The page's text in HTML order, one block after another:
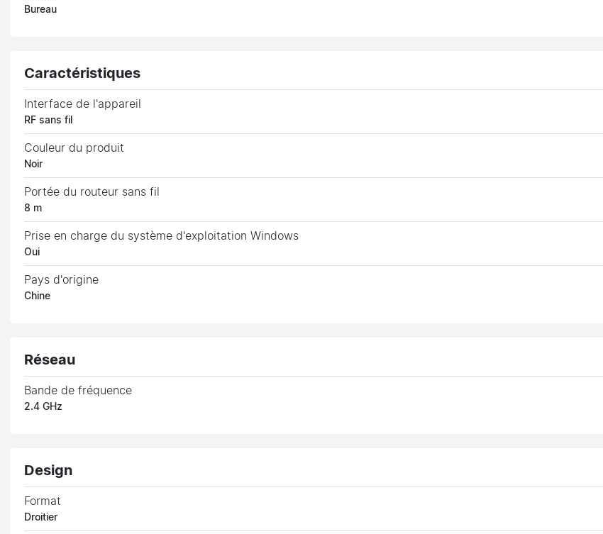
Bureau
Caractéristiques
Interface de l'appareil
RF sans fil
Couleur du produit
Noir
Portée du routeur sans fil
8 m
Prise en charge du système d'exploitation Windows
Oui
Pays d'origine
Chine
Réseau
Bande de fréquence
2.4 GHz
Design
Format
Droitier